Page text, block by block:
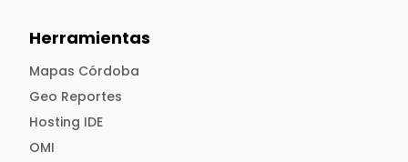
Herramientas
Mapas Córdoba
Geo Reportes
Hosting IDE
OMI